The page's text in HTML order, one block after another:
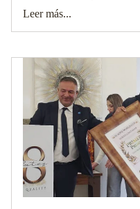
Leer más...